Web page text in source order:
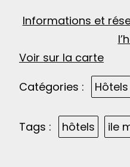
Informations et
Voir sur la carte
Catégories :
Hôtels
Tags : hôtels ile